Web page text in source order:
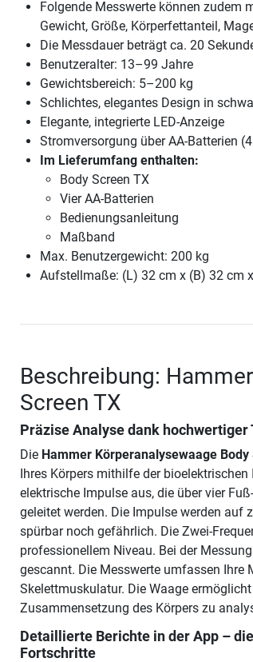
Folgende Messwerte können zudem
Gewicht, Größe, Körperfettanteil,
Die Messdauer beträgt ca. 20
Benutzeralter: 13–99 Jahre
Gewichtsbereich: 5–200 kg
Schlichtes, elegantes Design in
Elegante, integrierte LED-Anzeige
Stromversorgung über AA-Batterien
Im Lieferumfang enthalten:
Body Screen TX
Vier AA-Batterien
Bedienungsanleitung
Maßband
Max. Benutzergewicht: 200 kg
Aufstellmaße: (L) 32 cm x (B) 32 cm
Beschreibung:
Screen TX
Präzise Analyse dank hochwertiger
Die Hammer Körperanalysewaage Body
Ihres Körpers mithilfe der
elektrische Impulse aus, die über vier
geleitet werden. Die Impulse werden auf
spürbar noch gefährlich. Die Zwei-
professionellem Niveau. Bei der
gescannt. Die Messwerte umfassen Ihre
Skelettmuskulatur. Die Waage
Zusammensetzung des Körpers zu
Detaillierte Berichte in der App –
Fortschritte